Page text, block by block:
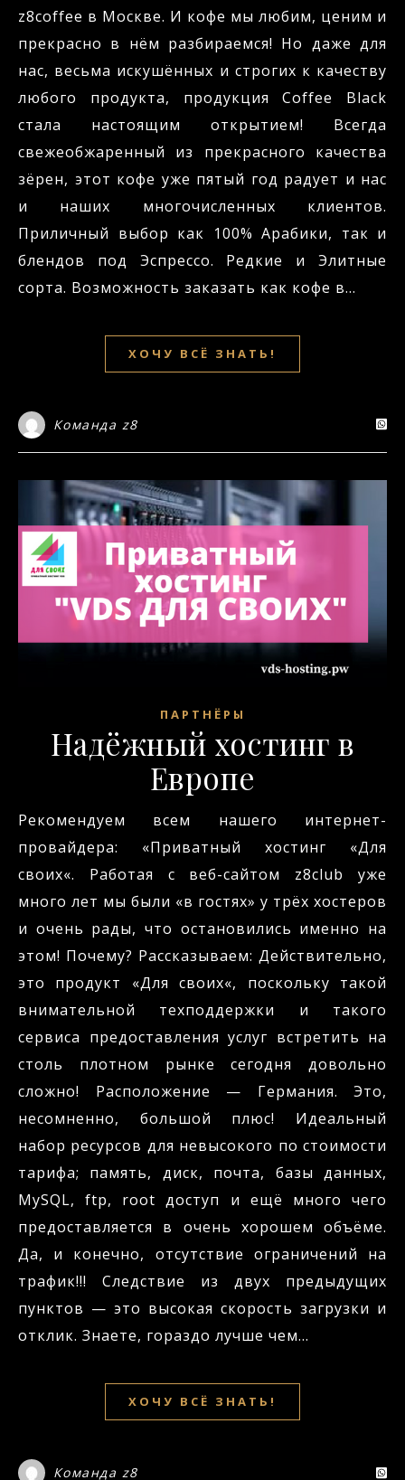
z8coffee в Москве. И кофе мы любим, ценим и
прекрасно в нём разбираемся! Но даже для
нас, весьма искушённых и строгих к качеству
любого продукта, продукция Coffee Black
стала настоящим открытием! Всегда
свежеобжаренный из прекрасного качества
зёрен, этот кофе уже пятый год радует и нас
и наших многочисленных клиентов.
Приличный выбор как 100% Арабики, так и
блендов под Эспрессо. Редкие и Элитные
сорта. Возможность заказать как кофе в…
ХОЧУ ВСЁ ЗНАТЬ!
Команда z8
ПАРТНЁРЫ
Надёжный хостинг в
Европе
Рекомендуем всем нашего интернет-
провайдера: «Приватный хостинг «Для
своих«. Работая с веб-сайтом z8club уже
много лет мы были «в гостях» у трёх хостеров
и очень рады, что остановились именно на
этом! Почему? Рассказываем: Действительно,
это продукт «Для своих«, поскольку такой
внимательной техподдержки и такого
сервиса предоставления услуг встретить на
столь плотном рынке сегодня довольно
сложно! Расположение — Германия. Это,
несомненно, большой плюс! Идеальный
набор ресурсов для невысокого по стоимости
тарифа; память, диск, почта, базы данных,
MySQL, ftp, root доступ и ещё много чего
предоставляется в очень хорошем объёме.
Да, и конечно, отсутствие ограничений на
трафик!!! Следствие из двух предыдущих
пунктов — это высокая скорость загрузки и
отклик. Знаете, гораздо лучше чем…
ХОЧУ ВСЁ ЗНАТЬ!
Команда z8